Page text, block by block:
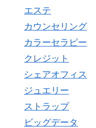
エステ
カウンセリング
カラーセラピー
クレジット
シェアオフィス
ジュエリー
ストラップ
ビッグデータ